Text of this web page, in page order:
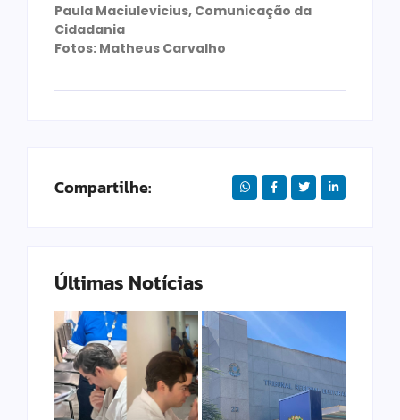
Paula Maciulevicius, Comunicação da
Cidadania
Fotos: Matheus Carvalho
Compartilhe:
Últimas Notícias